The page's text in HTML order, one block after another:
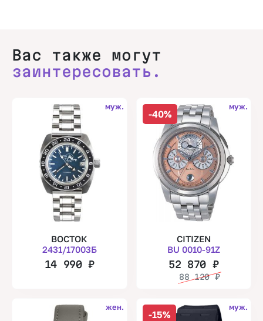
Вас также могут
заинтересовать.
муж.
ВОСТОК
2431/17003Б
14 990₽
-40%
муж.
CITIZEN
BU 0010-91Z
52 870 ₽
88 120₽
жен.
-15%
муж.